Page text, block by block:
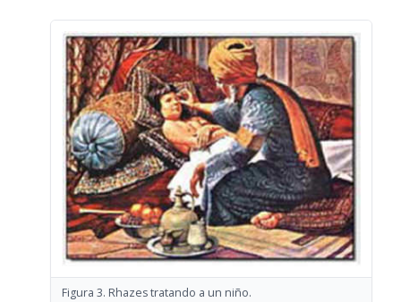
Figura 3. Rhazes tratando a un niño.